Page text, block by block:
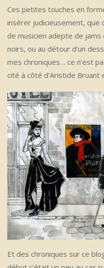
Ces petites touches en
insérer judicieusement, que
de musicien adepte de
noirs, ou au détour d’un
mes chroniques… ce n’est
cité à côté d’Aristide Bruant
Et des chroniques sur ce